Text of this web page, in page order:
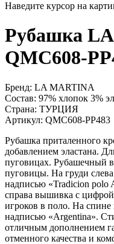
Наведите курсор на
Рубашка
QMC608-
Бренд: LA MARTINA
Состав: 97% хлопок 3%
Страна: ТУРЦИЯ
Артикул: QMC608-PP483
Рубашка приталенного
добавлением эластана.
пуговицах. Рубашечный
пуговицы. На груди
надписью «Tradicion polo
справа вышивка с
игроков в поло. На
надписью «Argentina».
отличным дополнением
отменного качества и